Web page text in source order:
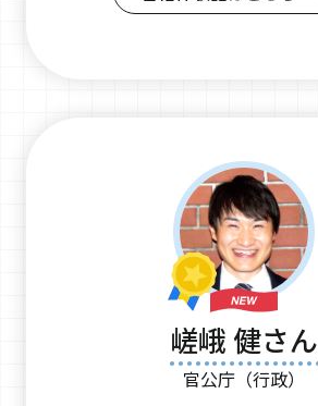
嵯峨 健さん
官公庁（行政）